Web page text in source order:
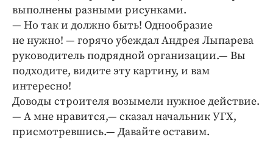
выполнены разными рисунками.
— Но так и должно быть! Однообразие
не нужно! — горячо убеждал Андрея Лыпарева
руководитель подрядной организации.— Вы
подходите, видите эту картину, и вам
интересно!
Доводы строителя возымели нужное действие.
— А мне нравится,— сказал начальник УГХ,
присмотревшись.— Давайте оставим.